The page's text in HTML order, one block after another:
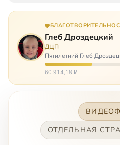
Глеб Дроздецкий
ДЦП
Пятилетний Глеб
ДЦП из-за перенесённого
но его положение
60 914,18 ₽
ОТДЕЛЬНАЯ